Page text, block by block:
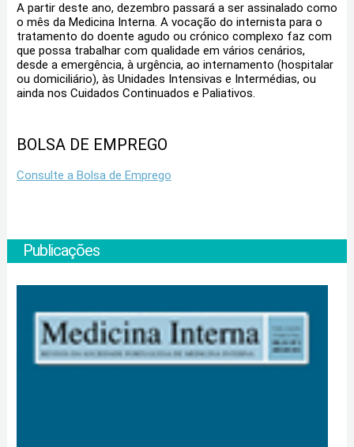
A partir deste ano, dezembro passará a ser assinalado como
o mês da Medicina Interna. A vocação do internista para o
tratamento do doente agudo ou crónico complexo faz com
que possa trabalhar com qualidade em vários cenários,
desde a emergência, à urgência, ao internamento (hospitalar
ou domiciliário), às Unidades Intensivas e Intermédias, ou
ainda nos Cuidados Continuados e Paliativos.
BOLSA DE EMPREGO
Consulte a Bolsa de Emprego
Publicações